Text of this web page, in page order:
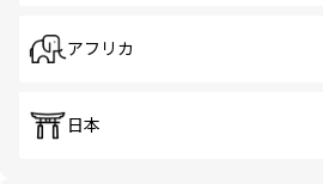
アフリカ
日本